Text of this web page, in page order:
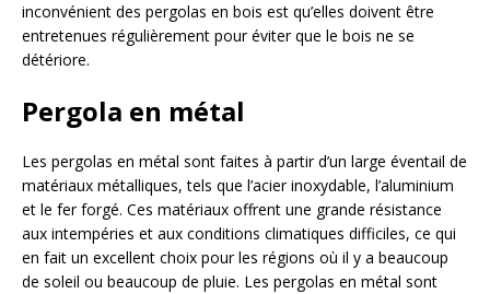
inconvénient des pergolas en bois est qu’elles doivent être
entretenues régulièrement pour éviter que le bois ne se
détériore.
Pergola en métal
Les pergolas en métal sont faites à partir d’un large éventail de
matériaux métalliques, tels que l’acier inoxydable, l’aluminium
et le fer forgé. Ces matériaux offrent une grande résistance
aux intempéries et aux conditions climatiques difficiles, ce qui
en fait un excellent choix pour les régions où il y a beaucoup
de soleil ou beaucoup de pluie. Les pergolas en métal sont